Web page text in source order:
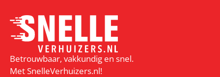
Betrouwbaar, vakkundig en snel.
Met SnelleVerhuizers.nl!